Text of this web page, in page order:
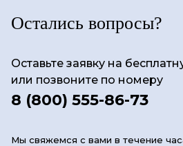
Остались вопросы?
Оставьте заявку на
или позвоните по номеру
8 (800) 555-86-73
Мы свяжемся с вами в течение